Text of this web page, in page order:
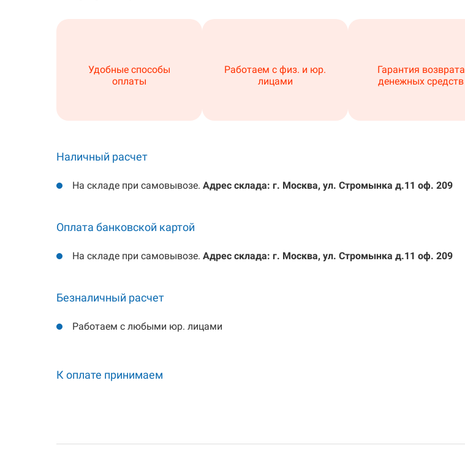
Удобные способы
оплаты
Работаем с физ. и юр.
лицами
Гарантия возврата
денежных средств
Наличный расчет
На складе при самовывозе. Адрес склада: г. Москва, ул. Стромынка д.11 оф. 209
Оплата банковской картой
На складе при самовывозе. Адрес склада: г. Москва, ул. Стромынка д.11 оф. 209
Безналичный расчет
Работаем с любыми юр. лицами
К оплате принимаем